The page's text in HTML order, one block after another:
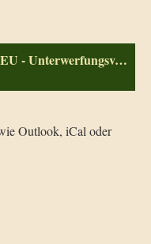
SVP - Öffentliche Veranstaltung: EU - Unterwerfungsvertrag
Outlook, iCal oder